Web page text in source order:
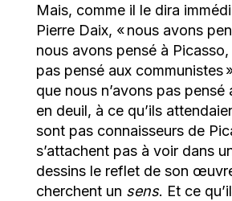
Mais, comme il le dira
Pierre Daix, « nous avons
nous avons pensé à Picasso,
pas pensé aux communistes
que nous n’avons pas pensé
en deuil, à ce qu’ils
sont pas connaisseurs de
s’attachent pas à voir dans
dessins le reflet de son
cherchent un sens. Et ce